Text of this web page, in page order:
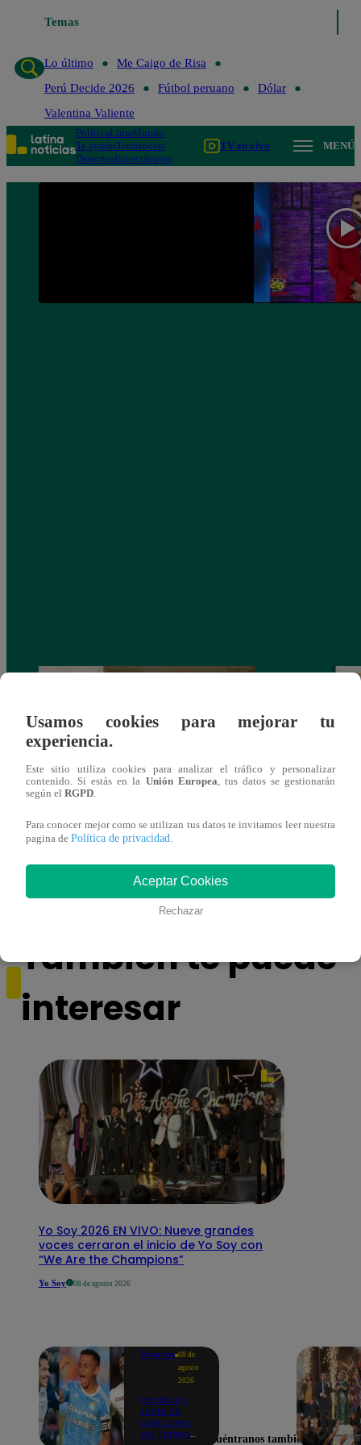
Temas
Lo último
Me Caigo de Risa
Perú Decide 2026
Fútbol peruano
Dólar
Valentina Valiente
PolíticaLimaMundo
Te ayudoTendencias
DeportesEspectáculos
TV en vivo MENÚ
¿Por qué Nelly Rossinelli se volvió viral
antes de Navidad?
También te puede
interesar
Yo Soy 2026 EN VIVO: Nueve grandes
voces cerraron el inicio de Yo Soy con
“We Are the Champions”
Yo Soy 08 de agosto 2026
Deportes 08 de
agosto
2026
Partidos y
tabla de
posiciones
del Torneo
Usamos cookies para mejorar tu
experiencia.
Este sitio utiliza cookies para analizar el tráfico y personalizar
contenido. Si estás en la Unión Europea, tus datos se gestionarán
según el RGPD.
Para conocer mejor como se utilizan tus datos te invitamos leer nuestra
pagina de Política de privacidad.
Aceptar Cookies
Rechazar
Encuéntranos también en